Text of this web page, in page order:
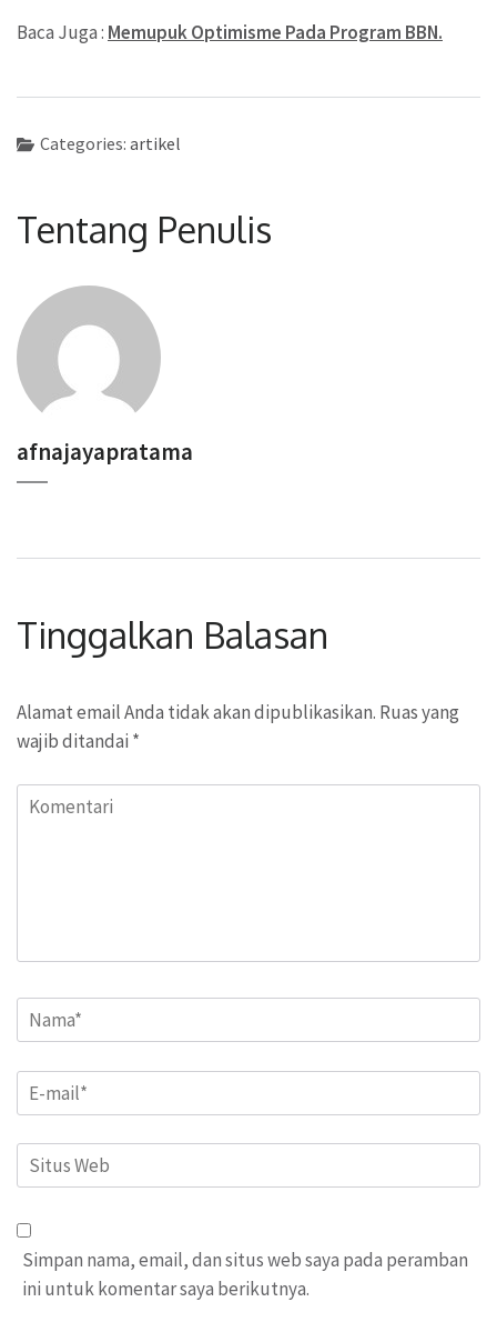
Baca Juga : Memupuk Optimisme Pada Program BBN.
Categories: artikel
Tentang Penulis
afnajayapratama
Tinggalkan Balasan
Alamat email Anda tidak akan dipublikasikan. Ruas yang
wajib ditandai *
Komentari
Name*
Email*
Situs
Web
Simpan nama, email, dan situs web saya pada peramban
ini untuk komentar saya berikutnya.